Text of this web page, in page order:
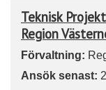
Teknisk
Region
Förvaltning:
Ansök senast: